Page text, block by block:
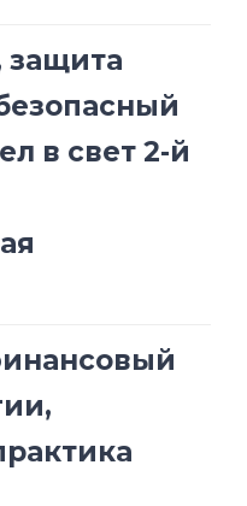
защита
в свет 2-й